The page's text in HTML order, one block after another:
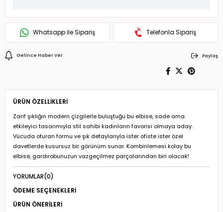
Whatsapp ile Sipariş Telefonla Sipariş
Gelince Haber Ver Paylaş
ÜRÜN ÖZELLIKLERI
Zarif şıklığın modern çizgilerle buluştuğu bu elbise, sade ama
etkileyici tasarımıyla stil sahibi kadınların favorisi olmaya aday.
Vücuda oturan formu ve şık detaylarıyla ister ofiste ister özel
davetlerde kusursuz bir görünüm sunar. Kombinlemesi kolay bu
elbise, gardırobunuzun vazgeçilmez parçalarından biri olacak!
YORUMLAR(0)
ÖDEME SEÇENEKLERI
ÜRÜN ÖNERILERI